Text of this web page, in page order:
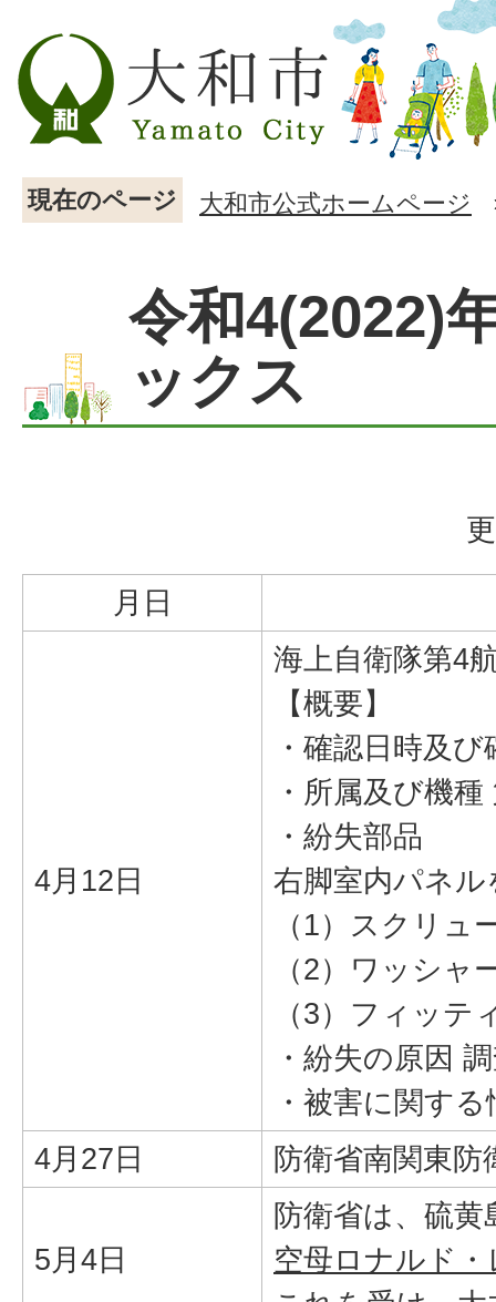
現在のページ 大和市公式ホームページ
令和4(2022)
ックス
月日
4月12日
海上自衛隊第4
【概要】
・確認日時及
・所属及び機
・紛失部品
右脚室内パネ
（1）スクリ
（2）ワッシ
（3）フィッテ
・紛失の原因
・被害に関す
4月27日
防衛省南関東
5月4日
防衛省は、硫
空母ロナルド